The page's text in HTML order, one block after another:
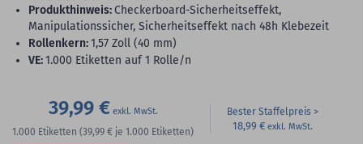
Produkthinweis:Checkerboard-Sicherheitseffekt,
Manipulationssicher, Sicherheitseffekt nach 48h Klebezeit
Rollenkern:1,57 Zoll (40 mm)
VE:1.000 Etiketten auf 1 Rolle/n
39,99 €
1.000 Etiketten (39,99 € je 1.000 Etiketten)
Bester Staffelpreis
18,99 €